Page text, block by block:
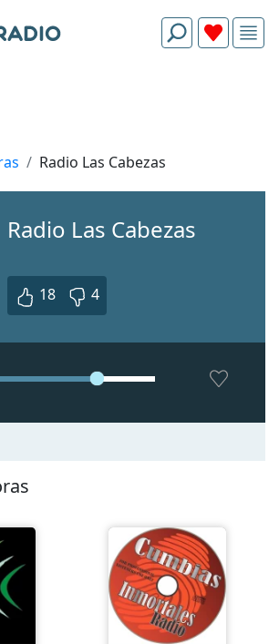
Radio Las Cabezas
Radio Las Cabezas
18 4